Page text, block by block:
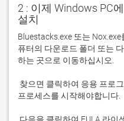
2 : 이제 Windows PC
설치
Bluestacks.exe 또는
퓨터의 다운로드 폴더 또는